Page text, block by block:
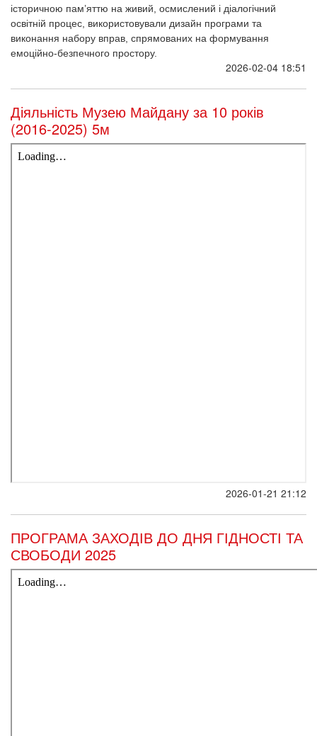
історичною пам’яттю на живий, осмислений і діалогічний
освітній процес, використовували дизайн програми та
виконання набору вправ, спрямованих на формування
емоційно-безпечного простору.
2026-02-04 18:51
Діяльність Музею Майдану за 10 років
(2016-2025) 5м
2026-01-21 21:12
ПРОГРАМА ЗАХОДІВ ДО ДНЯ ГІДНОСТІ ТА
СВОБОДИ 2025